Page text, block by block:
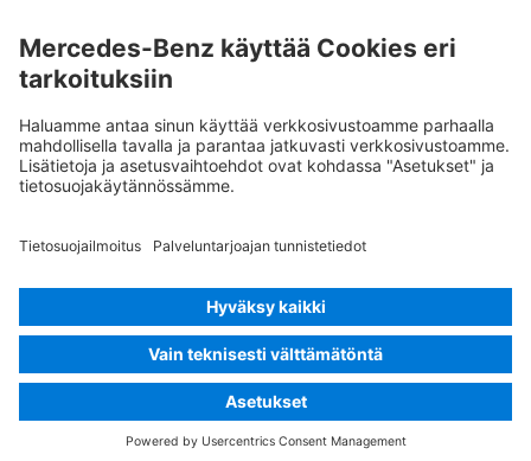
Rescue Card Henkilöauto Versio 07/2026 03.0 ID-Nr.: 219
Kielen valinta
© 2026Mercedes-Benz AG
Tarjoajan tunnus
Evästeasetukset Evästeet
Oikeudelliset tiedot